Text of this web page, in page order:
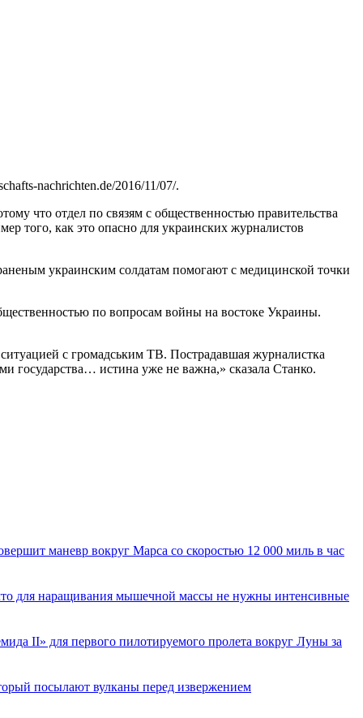
nachrichten.de/2016/11/07/.
что отдел по связям с общественностью правительства
того, как это опасно для украинских журналистов
украинским солдатам помогают с медицинской точки
по вопросам войны на востоке Украины.
с громадським ТВ. Пострадавшая журналистка
государства… истина уже не важна,» сказала Станко.
маневр вокруг Марса со скоростью 12 000 миль в час
для наращивания мышечной массы не нужны интенсивные
II» для первого пилотируемого пролета вокруг Луны за
посылают вулканы перед извержением